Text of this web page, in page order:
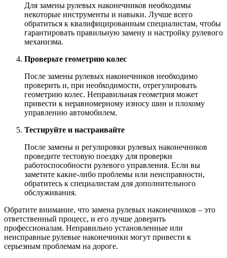
Для замены рулевых наконечников необходимы
некоторые инструменты и навыки. Лучше всего
обратиться к квалифицированным специалистам, чтобы
гарантировать правильную замену и настройку рулевого
механизма.
Проверьте геометрию колес
После замены рулевых наконечников необходимо
проверить и, при необходимости, отрегулировать
геометрию колес. Неправильная геометрия может
привести к неравномерному износу шин и плохому
управлению автомобилем.
Тестируйте и настраивайте
После замены и регулировки рулевых наконечников
проведите тестовую поездку для проверки
работоспособности рулевого управления. Если вы
заметите какие-либо проблемы или неисправности,
обратитесь к специалистам для дополнительного
обслуживания.
Обратите внимание, что замена рулевых наконечников – это
ответственный процесс, и его лучше доверить
профессионалам. Неправильно установленные или
неисправные рулевые наконечники могут привести к
серьезным проблемам на дороге.